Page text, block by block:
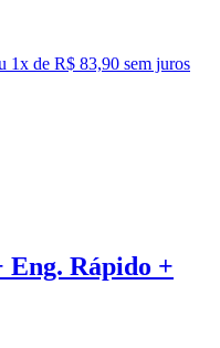
1x de R$ 83,90 sem juros
Rápido +